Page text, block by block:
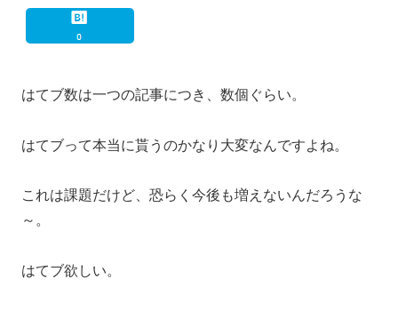
はてブ数は一つの記事につき、数個ぐらい。
はてブって本当に貰うのかなり大変なんですよね。
これは課題だけど、恐らく今後も増えないんだろうな
～。
はてブ欲しい。